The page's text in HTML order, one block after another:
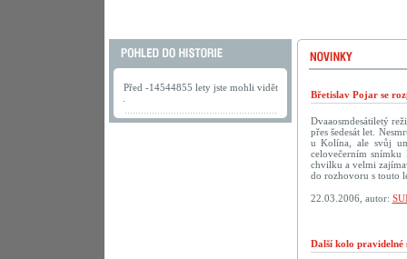
Před -14544855 lety jste mohli vidět
Břetislav Pojar se
Dvaaosmdesátiletý
přes šedesát let.
u Kolína, ale svůj
celovečerním
chvilku a velmi
do rozhovoru s touto
22.03.2006, autor:
Další kolo pravidelné